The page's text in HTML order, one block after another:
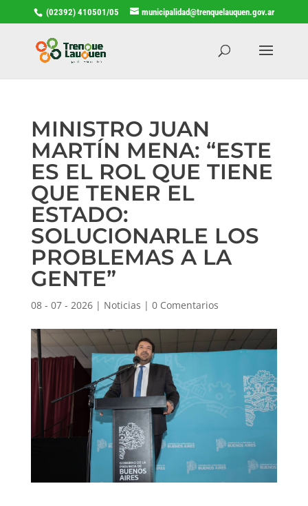
(02392) 410501/05 municipalidad@trenquelauquen.gov.ar
MINISTRO JUAN
MARTÍN MENA: “ESTE
ES EL ROL QUE TIENE
QUE TENER EL
ESTADO:
SOLUCIONARLE LOS
PROBLEMAS A LA
GENTE”
08 - 07 - 2026| Noticias | 0 Comentarios